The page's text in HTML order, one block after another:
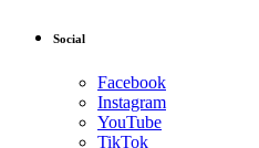
Social
Facebook
Instagram
YouTube
TikTok